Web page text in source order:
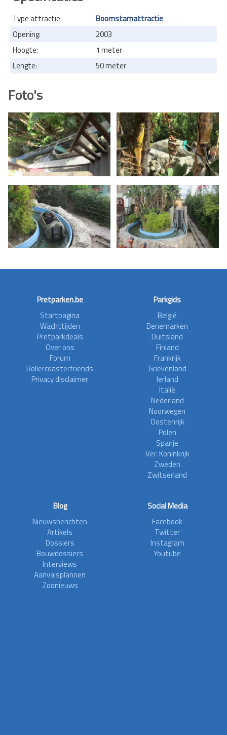
Type attractie:
Boomstamattractie
Opening:
2003
Hoogte:
1 meter
Lengte:
50 meter
Foto's
Pretparken.be
Startpagina
Wachttijden
Pretparkdeals
Over ons
Forum
Rollercoasterfriends
Privacy disclaimer
Parkgids
België
Denemarken
Duitsland
Finland
Frankrijk
Griekenland
Ierland
Italië
Nederland
Noorwegen
Oostenrijk
Polen
Spanje
Ver. Koninkrijk
Zweden
Zwitserland
Blog
Nieuwsberichten
Artikels
Dossiers
Bouwdossiers
Interviews
Aanvalsplannen
Zoonieuws
Social Media
Facebook
Twitter
Instagram
Youtube